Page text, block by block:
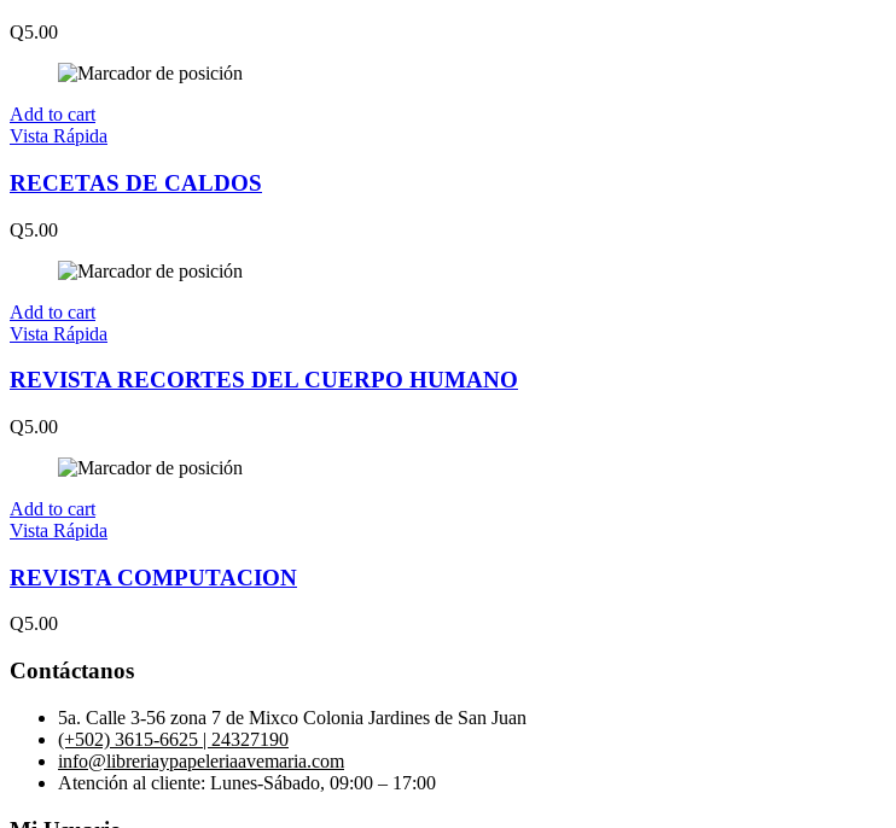
Q5.00
Add to cart
Vista Rápida
RECETAS DE CALDOS
Q5.00
Add to cart
Vista Rápida
REVISTA RECORTES DEL CUERPO HUMANO
Q5.00
Add to cart
Vista Rápida
REVISTA COMPUTACION
Q5.00
Contáctanos
5a. Calle 3-56 zona 7 de Mixco Colonia Jardines de San Juan
(+502) 3615-6625 | 24327190
info@libreriaypapeleriaavemaria.com
Atención al cliente: Lunes-Sábado, 09:00 – 17:00